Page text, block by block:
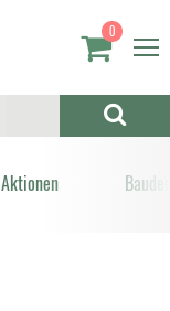
0
Aktionen